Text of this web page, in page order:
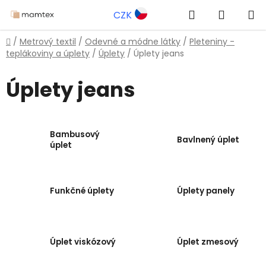
na
obsah
CZK Hľadať
KOŠÍK
Domov
/ Metrový textil / Odevné a módne látky / Pleteniny -
teplákoviny a úplety / Úplety / Úplety jeans
Úplety jeans
Bambusový
úplet
Bavlnený úplet
Funkčné úplety Úplety panely
Úplet viskózový Úplet zmesový